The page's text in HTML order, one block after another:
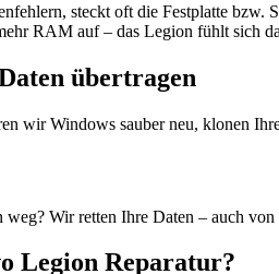
steckt oft die Festplatte
RAM auf – das Legion fühlt sich
übertragen
wir Windows sauber neu, klonen
Wir retten Ihre Daten – auch
Legion Reparatur?